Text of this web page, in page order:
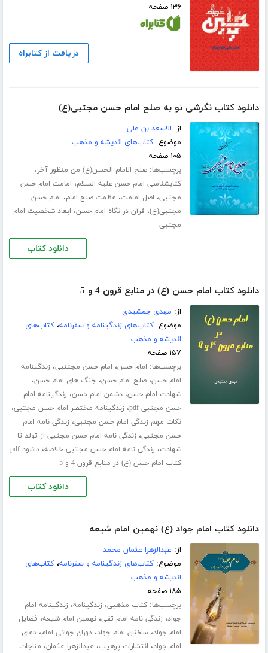
۱۳۶ صفحه
دریافت از کتابراه
دانلود کتاب نگرشی نو به صلح امام حسن مجتبی(ع)
از: الاسعد بن علی
موضوع:کتاب‌های اندیشه و مذهب
۱۰۵ صفحه
برچسب‌ها:صلح الامام الحسن(ع) من منظور آخر،
کتابشناسی امام حسن علیه السلام، امامت امام حسن
مجتبی، اصل امامت، عظمت صلح امام، امام حسن
مجتبی(ع)، قرآن در نگاه امام حسن، ابعاد شخصیت امام
مجتبی
دانلود کتاب
دانلود کتاب امام حسن (ع) در منابع قرون 4 و 5
از: مهدی جمشیدی
موضوع:کتاب‌های زندگینامه و سفرنامه،کتاب‌های
اندیشه و مذهب
۱۵۷ صفحه
برچسب‌ها: امام حسن، امام حسن مجتنبی، زندگینامه
امام حسن،صلح امام حسن، جنگ های امام حسن،
شهادت امام حسن،دشمن امام حسن، زندگینامه امام
حسن مجتبی pdf
، زندگینامه مختصر امام حسن مجتبی،
نکات مهم زندگی امام حسن مجتبی، زندگی نامه امام
حسن مجتبی، زندگی نامه امام حسن مجتبی از تولد تا
شهادت، زندگی نامه امام حسن مجتبی خلاصه،
دانلود pdf
کتاب امام حسن (ع) در منابع قرون 4 و 5
دانلود کتاب
دانلود کتاب امام جواد (ع) نهمین امام شیعه
از: عبدالزهرا عثمان محمد
موضوع:کتاب‌های زندگینامه و سفرنامه،کتاب‌های
اندیشه و مذهب
۱۸۵ صفحه
برچسب‌ها:کتاب مذهبی، زندگینامه، زندگینامه امام
جواد، زندگی نامه امام تقی،نهمین امام شیعه، فضایل
امام جواد، سخنان امام جواد،دوران جوانی امام،دعای
امام جواد، انتشارات پرهیب، عبدالزهرا عثمان، مناجات